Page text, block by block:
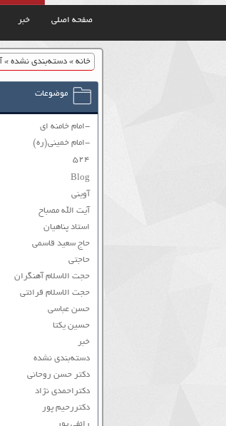
صفحه اصلی خبر
خانه» دسته‌بندی نشده»
موضوعات
-امام خامنه ای
-امام خمینی(ره)
۵۲۴
Blog
آوینی
آیت الله مصباح
استاد پناهیان
حاج سعید قاسمی
حاجتی
حجت الاسلام آهنگران
حجت الاسلام قرائتی
حسن عباسی
حسین یکتا
خبر
دسته‌بندی نشده
دکتر حسن روحانی
دکتراحمدی نژاد
دکتررحیم پور